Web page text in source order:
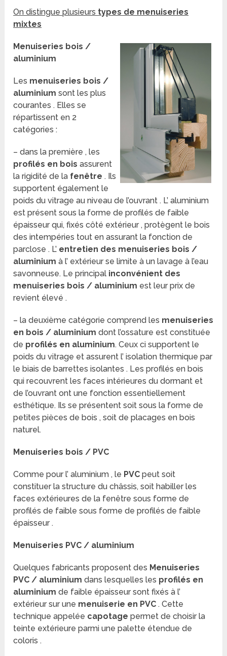
On distingue plusieurs types de menuiseries
mixtes
Menuiseries bois /
aluminium
Les menuiseries bois /
aluminium sont les plus
courantes . Elles se
répartissent en 2
catégories :
– dans la première , les
profilés en bois assurent
la rigidité de la fenêtre . Ils
supportent également le
poids du vitrage au niveau de l’ouvrant . L’ aluminium
est présent sous la forme de profilés de faible
épaisseur qui, fixés côté extérieur , protègent le bois
des intempéries tout en assurant la fonction de
parclose . L’ entretien des menuiseries bois /
aluminium à l’ extérieur se limite à un lavage à l’eau
savonneuse. Le principal inconvénient des
menuiseries bois / aluminium est leur prix de
revient élevé .
– la deuxième catégorie comprend les menuiseries
en bois / aluminium dont l’ossature est constituée
de profilés en aluminium. Ceux ci supportent le
poids du vitrage et assurent l’ isolation thermique par
le biais de barrettes isolantes . Les profilés en bois
qui recouvrent les faces intérieures du dormant et
de l’ouvrant ont une fonction essentiellement
esthétique. Ils se présentent soit sous la forme de
petites pièces de bois , soit de placages en bois
naturel.
Menuiseries bois / PVC
Comme pour l’ aluminium , le PVCpeut soit
constituer la structure du châssis, soit habiller les
faces extérieures de la fenêtre sous forme de
profilés de faible sous forme de profilés de faible
épaisseur .
Menuiseries PVC / aluminium
Quelques fabricants proposent des Menuiseries
PVC / aluminium dans lesquelles les profilés en
aluminium de faible épaisseur sont fixés à l’
extérieur sur une menuiserie en PVC . Cette
technique appelée capotagepermet de choisir la
teinte extérieure parmi une palette étendue de
coloris .